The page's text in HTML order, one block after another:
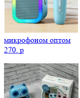
микрофоном оптом
270. p